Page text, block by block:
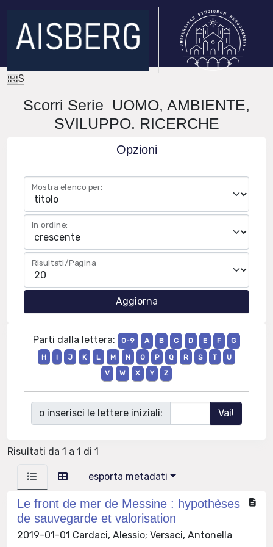
IRIS
Scorri Serie UOMO, AMBIENTE,
SVILUPPO. RICERCHE
Opzioni
Mostra elenco per:
in ordine:
Risultati/Pagina
Parti dalla lettera: 0-9 A B C D E F
G
H
I J K L M N O P Q R S T
U
V
W X Y Z
o inserisci le lettere iniziali:
Risultati da 1 a 1 di 1
esporta metadati
Le front de mer de Messine : hypothèses
de sauvegarde et valorisation
2019-01-01 Cardaci, Alessio; Versaci, Antonella